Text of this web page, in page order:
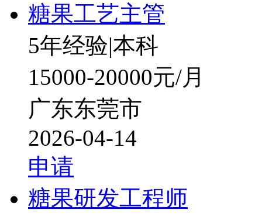
糖果工艺主管
5年经验|本科
15000-20000元/月
广东东莞市
2026-04-14
申请
糖果研发工程师